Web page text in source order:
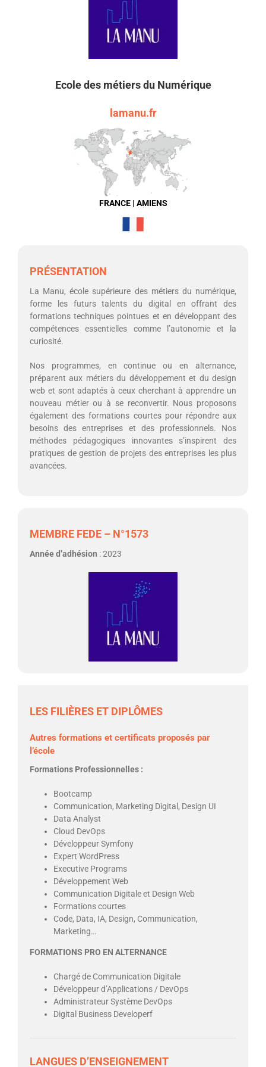
Ecole des métiers du Numérique
lamanu.fr
FRANCE | AMIENS
PRÉSENTATION
La Manu, école supérieure des métiers du numérique,
forme les futurs talents du digital en offrant des
formations techniques pointues et en développant des
compétences essentielles comme l’autonomie et la
curiosité.
Nos programmes, en continue ou en alternance,
préparent aux métiers du développement et du design
web et sont adaptés à ceux cherchant à apprendre un
nouveau métier ou à se reconvertir. Nous proposons
également des formations courtes pour répondre aux
besoins des entreprises et des professionnels. Nos
méthodes pédagogiques innovantes s’inspirent des
pratiques de gestion de projets des entreprises les plus
avancées.
MEMBRE FEDE – N°1573
Année d’adhésion : 2023
LES FILIÈRES ET DIPLÔMES
Autres formations et certificats proposés par
l’école
Formations Professionnelles :
Bootcamp
Communication, Marketing Digital, Design UI
Data Analyst
Cloud DevOps
Développeur Symfony
Expert WordPress
Executive Programs
Développement Web
Communication Digitale et Design Web
Formations courtes
Code, Data, IA, Design, Communication,
Marketing…
FORMATIONS PRO EN ALTERNANCE
Chargé de Communication Digitale
Développeur d’Applications / DevOps
Administrateur Système DevOps
Digital Business Developerf
LANGUES D’ENSEIGNEMENT